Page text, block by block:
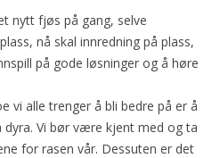
nytt fjøs på gang, selve
nå skal innredning på plass,
på gode løsninger og å høre
vi alle trenger å bli bedre på er å
dyra. Vi bør være kjent med og ta
for rasen vår. Dessuten er det